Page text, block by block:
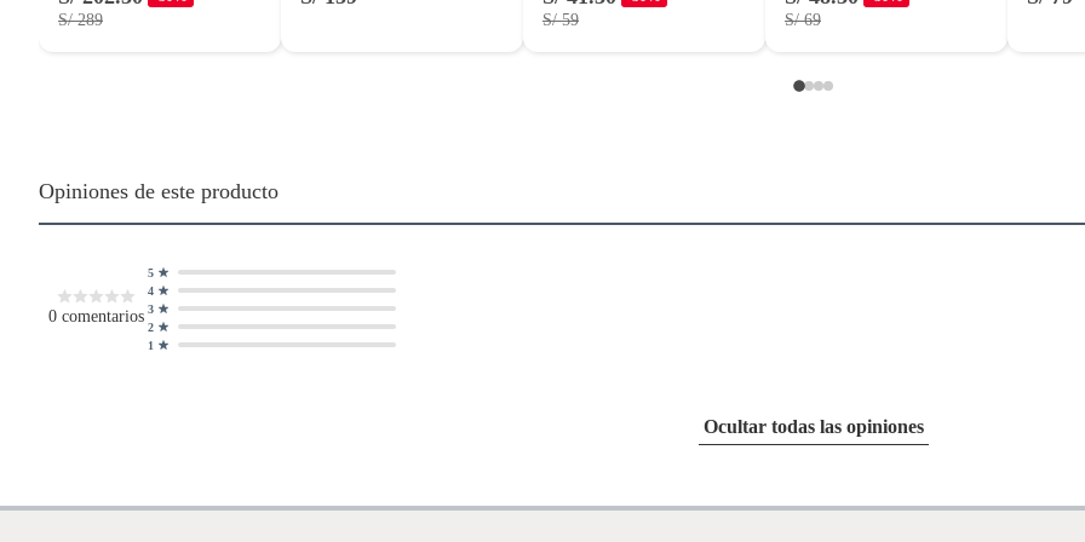
S/ 289 S/ 59 S/ 69
Opiniones de este producto
0 comentarios
1
2
3
4
5
Ocultar todas las opiniones